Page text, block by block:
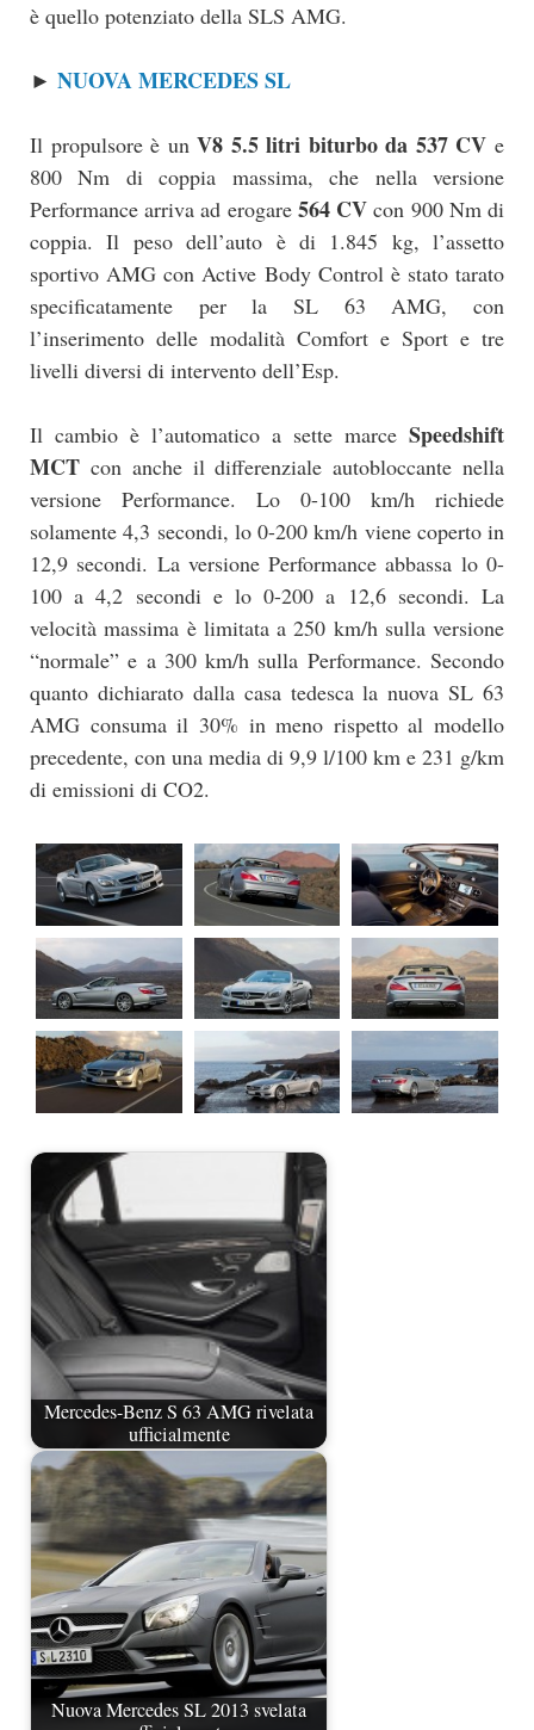
è quello potenziato della SLS AMG.
► NUOVA MERCEDES SL
Il propulsore è unV8 5.5 litri biturbo da 537 CV e
800 Nm di coppia massima, che nella versione
Performance arriva ad erogare 564 CV con 900 Nm di
coppia. Il peso dell’auto è di 1.845 kg, l’assetto
sportivo AMG con Active Body Control è stato tarato
specificatamente per la SL 63 AMG, con
l’inserimento delle modalità Comfort e Sport e tre
livelli diversi di intervento dell’Esp.
Il cambio è l’automatico a sette marce Speedshift
MCT con anche il differenziale autobloccante nella
versione Performance. Lo 0-100 km/h richiede
solamente 4,3 secondi, lo 0-200 km/h viene coperto in
12,9 secondi. La versione Performance abbassa lo 0-
100 a 4,2 secondi e lo 0-200 a 12,6 secondi. La
velocità massima è limitata a 250 km/h sulla versione
“normale” e a 300 km/h sulla Performance. Secondo
quanto dichiarato dalla casa tedesca la nuova SL 63
AMG consuma il 30% in meno rispetto al modello
precedente, con una media di 9,9 l/100 km e 231 g/km
di emissioni di CO2.
Mercedes-Benz S 63 AMG rivelata
ufficialmente
Nuova Mercedes SL 2013 svelata